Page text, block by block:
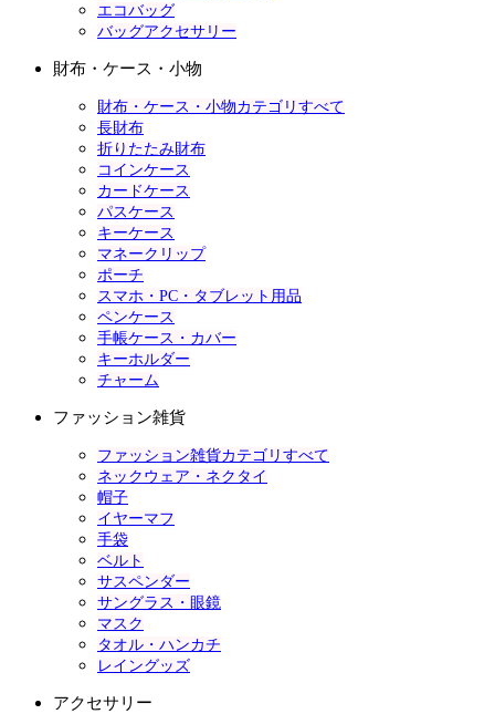
エコバッグ
バッグアクセサリー
財布・ケース・小物
財布・ケース・小物カテゴリすべて
長財布
折りたたみ財布
コインケース
カードケース
パスケース
キーケース
マネークリップ
ポーチ
スマホ・PC・タブレット用品
ペンケース
手帳ケース・カバー
キーホルダー
チャーム
ファッション雑貨
ファッション雑貨カテゴリすべて
ネックウェア・ネクタイ
帽子
イヤーマフ
手袋
ベルト
サスペンダー
サングラス・眼鏡
マスク
タオル・ハンカチ
レイングッズ
アクセサリー